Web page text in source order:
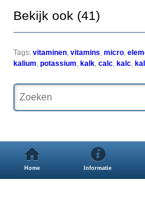
een
voor
de
neurologische
functies.
kleuren
van
SPS
Bekijk ook (41)
Tags: vitaminen,vitamins,micro,
kalium,potassium, kalk,calc, kalc,
Home Informatie